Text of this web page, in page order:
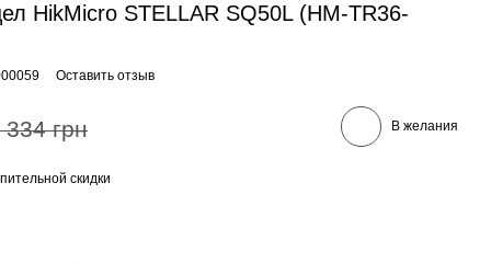
HikMicro STELLAR SQ50L (HM-TR36-
Оставить отзыв
грн В желания
скидки